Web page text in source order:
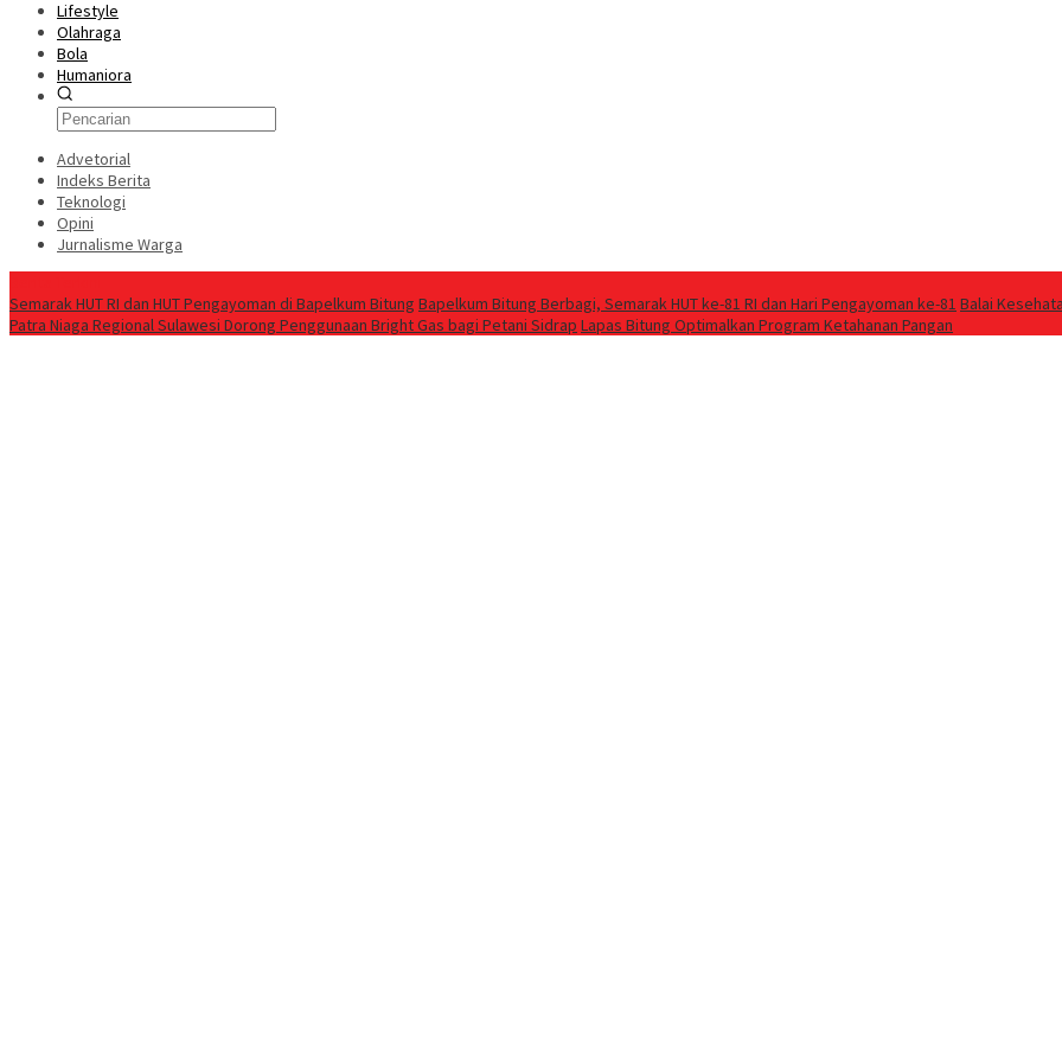
Lifestyle
Olahraga
Bola
Humaniora
Advetorial
Indeks Berita
Teknologi
Opini
Jurnalisme Warga
Semarak HUT RI dan HUT Pengayoman di Bapelkum Bitung ‎Bapelkum Bitung Berbagi, Semarak HUT ke-81 RI dan Hari Pengayoman ke-81 Balai
Patra Niaga Regional Sulawesi Dorong Penggunaan Bright Gas bagi Petani Sidrap Lapas Bitung Optimalkan Program Ketahanan Pangan